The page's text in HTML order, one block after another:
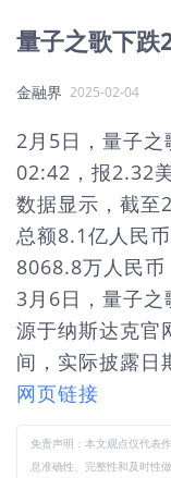
量子之歌下
金融界 2025-02-04
2月5日，量子之
02:42，报2.32
数据显示，截至
总额8.1亿人民
8068.8万人民币
3月6日，量子
源于纳斯达克官
间，实际披露日
网页链接
免责声明：本文观点仅代表
息准确性、完整性和及时性